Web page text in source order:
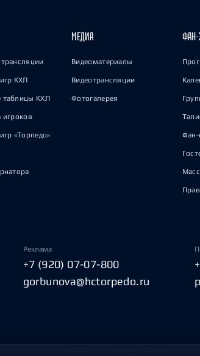
КХЛ
таблицы КХЛ
игроков
«Торпедо»
МЕДИА
Видеоматериалы
Видеотрансляции
Фотогалерея
ФАН-
Фан-
Реклама
+7 (920) 07-07-800
gorbunova@hctorpedo.ru